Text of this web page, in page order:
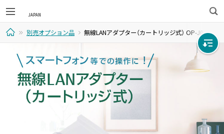
検
索
別売オプション品 無線LANアダプター（カートリッジ式） OP-J03DZ